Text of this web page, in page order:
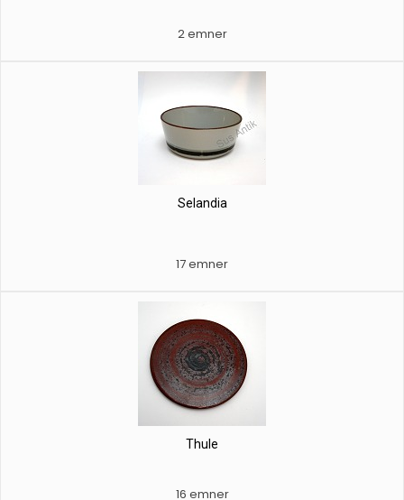
2 emner
Selandia
17 emner
Thule
16 emner